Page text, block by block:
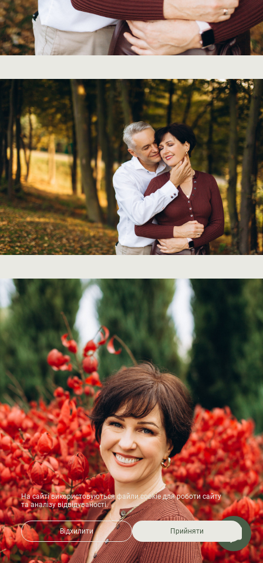
На сайті використовуються файли cookie для роботи сайту
та аналізу відвідуваності.
Відхилити Прийняти